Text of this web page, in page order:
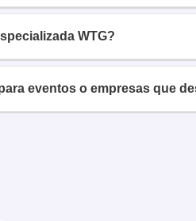
WTG?
eventos o empresas que